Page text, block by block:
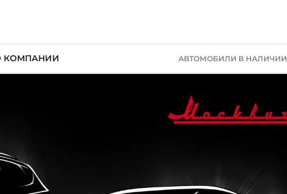
КОМПАНИИ АВТОМОБИЛИ В НАЛИЧИИ